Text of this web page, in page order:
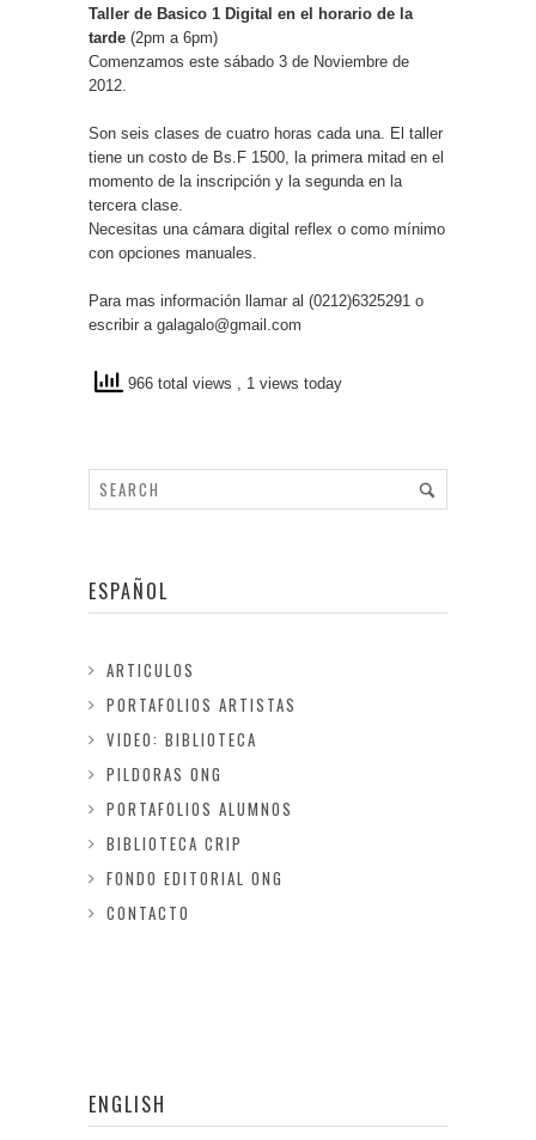
Taller de Basico 1 Digital en el horario de la
tarde (2pm a 6pm)
Comenzamos este sábado 3 de Noviembre de
2012.
Son seis clases de cuatro horas cada una. El taller
tiene un costo de Bs.F 1500, la primera mitad en el
momento de la inscripción y la segunda en la
tercera clase.
Necesitas una cámara digital reflex o como mínimo
con opciones manuales.
Para mas información llamar al (0212)6325291 o
escribir a galagalo@gmail.com
966 total views , 1 views today
ESPAÑOL
ARTICULOS
PORTAFOLIOS ARTISTAS
VIDEO: BIBLIOTECA
PILDORAS ONG
PORTAFOLIOS ALUMNOS
BIBLIOTECA CRIP
FONDO EDITORIAL ONG
CONTACTO
ENGLISH